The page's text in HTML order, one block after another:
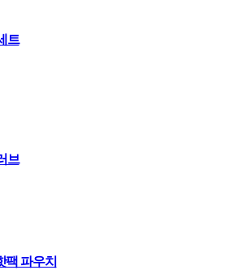
트
브
팩 파우치